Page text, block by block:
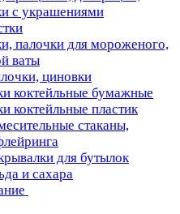
с украшениями
палочки для мороженого,
ваты
циновки
коктейльные бумажные
коктейльные пластик
стаканы,
для бутылок
и сахара